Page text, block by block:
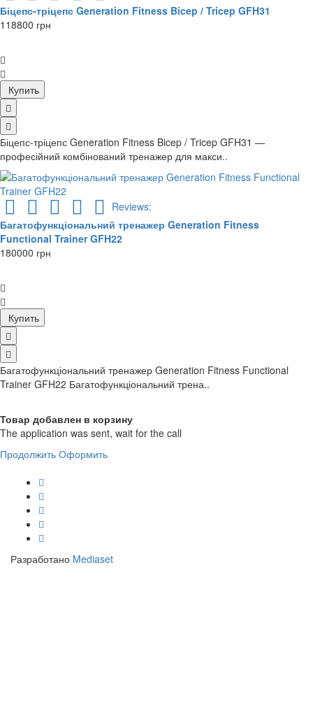
Біцепс-тріцепс Generation Fitness Bicep / Tricep GFH31
118800 грн
Купить
Біцепс-тріцепс Generation Fitness Bicep / Tricep GFH31 —
професійний комбінований тренажер для макси..
Reviews:
Багатофункціональний тренажер Generation Fitness
Functional Trainer GFH22
180000 грн
Купить
Багатофункціональний тренажер Generation Fitness Functional
Trainer GFH22 Багатофункціональний трена..
Товар добавлен в корзину
The application was sent, wait for the call
Продолжить Оформить
Разработано Mediaset